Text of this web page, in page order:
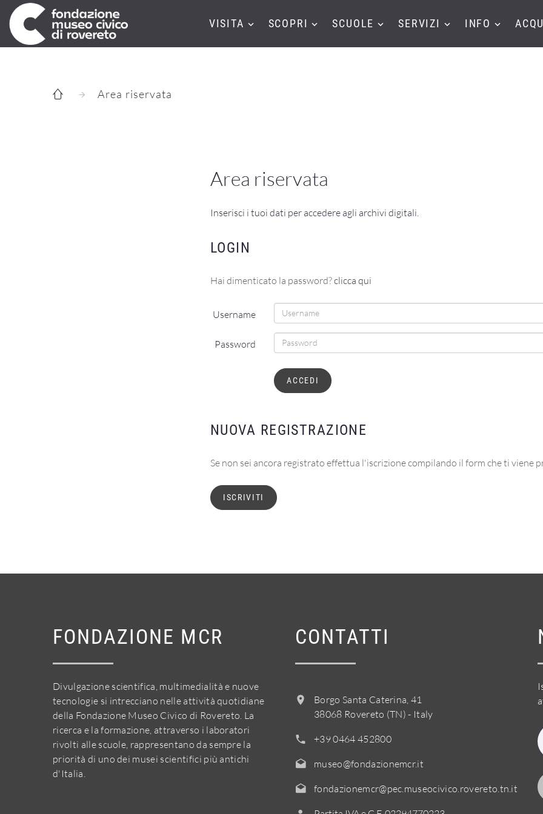
VISITA SCOPRI SCUOLE SERVIZI INFO
Area riservata
Area riservata
Inserisci i tuoi dati per accedere agli archivi digitali.
LOGIN
Hai dimenticato la password?clicca qui
Username
Password
ACCEDI
NUOVA REGISTRAZIONE
Se non sei ancora registrato effettua l'iscrizione compilando il form che ti viene
ISCRIVITI
FONDAZIONE MCR
Divulgazione scientifica, multimedialità e nuove
tecnologie si intrecciano nelle attività quotidiane
della Fondazione Museo Civico di Rovereto. La
ricerca e la formazione, attraverso i laboratori
rivolti alle scuole, rappresentano da sempre la
priorità di uno dei musei scientifici più antichi
d'Italia.
CONTATTI
Borgo Santa Caterina, 41
38068 Rovereto (TN) - Italy
+39 0464 452800
museo@fondazionemcr.it
fondazionemcr@pec.museocivico.rovereto.tn.it